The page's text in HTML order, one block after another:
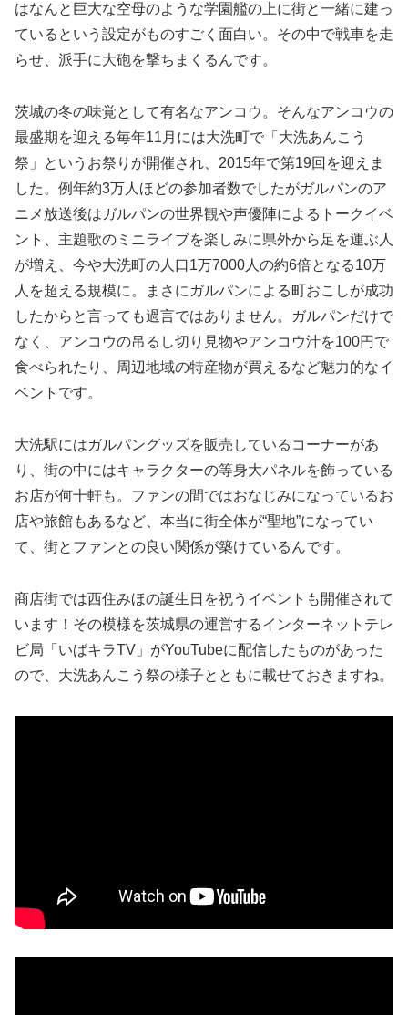
はなんと巨大な空母のような学園艦の上に街と一緒に建っ
ているという設定がものすごく面白い。その中で戦車を走
らせ、派手に大砲を撃ちまくるんです。
茨城の冬の味覚として有名なアンコウ。そんなアンコウの
最盛期を迎える毎年11月には大洗町で「大洗あんこう
祭」というお祭りが開催され、2015年で第19回を迎えま
した。例年約3万人ほどの参加者数でしたがガルパンのア
ニメ放送後はガルパンの世界観や声優陣によるトークイベ
ント、主題歌のミニライブを楽しみに県外から足を運ぶ人
が増え、今や大洗町の人口1万7000人の約6倍となる10万
人を超える規模に。まさにガルパンによる町おこしが成功
したからと言っても過言ではありません。ガルパンだけで
なく、アンコウの吊るし切り見物やアンコウ汁を100円で
食べられたり、周辺地域の特産物が買えるなど魅力的なイ
ベントです。
大洗駅にはガルパングッズを販売しているコーナーがあ
り、街の中にはキャラクターの等身大パネルを飾っている
お店が何十軒も。ファンの間ではおなじみになっているお
店や旅館もあるなど、本当に街全体が“聖地”になってい
て、街とファンとの良い関係が築けているんです。
商店街では西住みほの誕生日を祝うイベントも開催されて
います！その模様を茨城県の運営するインターネットテレ
ビ局「いばキラTV」がYouTubeに配信したものがあった
ので、大洗あんこう祭の様子とともに載せておきますね。